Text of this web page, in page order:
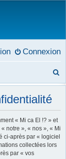
Connexion
e
« Mi ca El !? » et
notre », « nos », « Mi
ci-après par « logiciel
collectées lors
par « vos